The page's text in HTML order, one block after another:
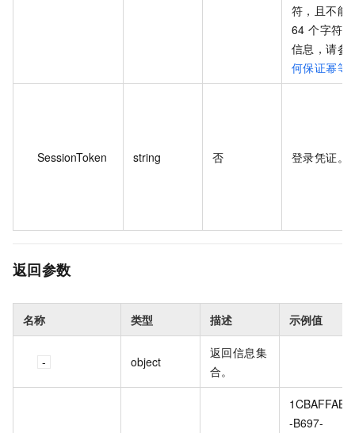
符，且不能
64 个字符
信息，请参
何保证幂等
SessionToken string 否 登录凭证。
返回参数
名称 类型 描述 示例值
object
返回信息集
合。
1CBAFFAB
-B697-